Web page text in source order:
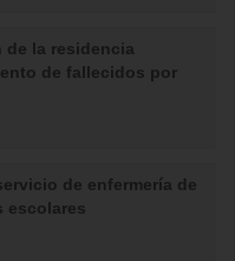
de la residencia
de fallecidos por
de enfermería de
escolares